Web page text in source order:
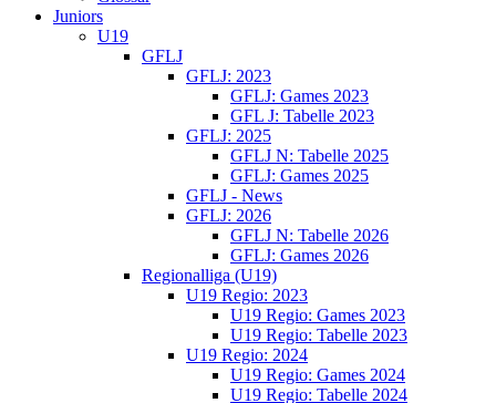
Juniors
U19
GFLJ
GFLJ: 2023
GFLJ: Games 2023
GFL J: Tabelle 2023
GFLJ: 2025
GFLJ N: Tabelle 2025
GFLJ: Games 2025
GFLJ - News
GFLJ: 2026
GFLJ N: Tabelle 2026
GFLJ: Games 2026
Regionalliga (U19)
U19 Regio: 2023
U19 Regio: Games 2023
U19 Regio: Tabelle 2023
U19 Regio: 2024
U19 Regio: Games 2024
U19 Regio: Tabelle 2024